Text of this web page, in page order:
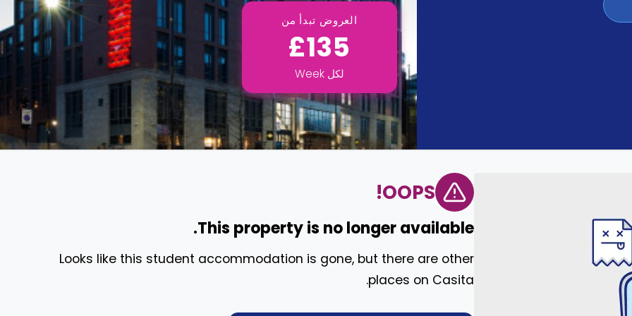
العروض تبدأ من
£135
لكل Week
OOPS!
This property is no longer available.
Looks like this student accommodation is gone, but there are other
places on Casita.